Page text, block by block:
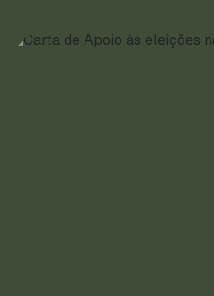
Lattes